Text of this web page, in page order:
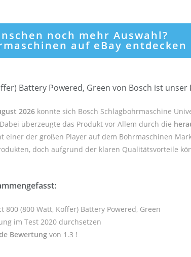
noch mehr Auswahl?
auf eBay entdecken
Battery Powered, Green von Bosch ist unser
2026 konnte sich Bosch Schlagbohrmaschine
überzeugte das Produkt vor Allem durch die
einer der großen Player auf dem Bohrmaschinen
doch aufgrund der klaren Qualitätsvorteile
(800 Watt, Koffer) Battery Powered, Green
im Test 2020 durchsetzen
Bewertung von 1.3 !